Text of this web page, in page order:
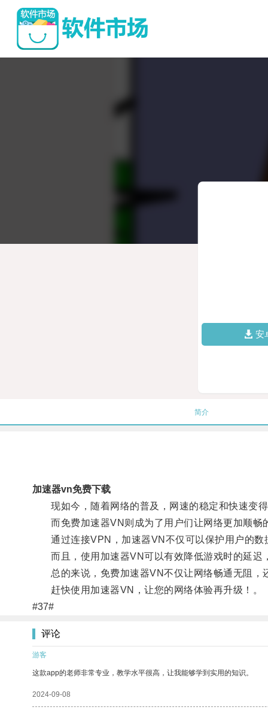
安
简介
加速器vn免费下载
现如今，随着网络的普及，网速的稳定和快速变
而免费加速器VN则成为了用户们让网络更加顺畅
通过连接VPN，加速器VN不仅可以保护用户的数
而且，使用加速器VN可以有效降低游戏时的延迟
总的来说，免费加速器VN不仅让网络畅通无阻，
赶快使用加速器VN，让您的网络体验再升级！。
#37#
评论
游客
这款app的老师非常专业，教学水平很高，让我能够学到实用的知识。
2024-09-08